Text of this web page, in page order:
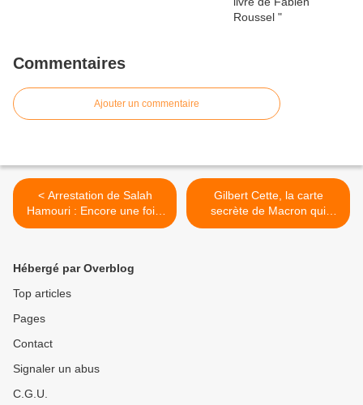
Commentaires
Ajouter un commentaire
< Arrestation de Salah
Hamouri : Encore une fois,
Israël se met hors la loi
Gilbert Cette, la carte
secrète de Macron qui
prône un SMIC par région
Hébergé par Overblog
Top articles
Pages
Contact
Signaler un abus
C.G.U.